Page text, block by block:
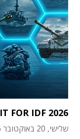
IT FOR IDF 2026
שלישי, 20 באוקטובר 2026